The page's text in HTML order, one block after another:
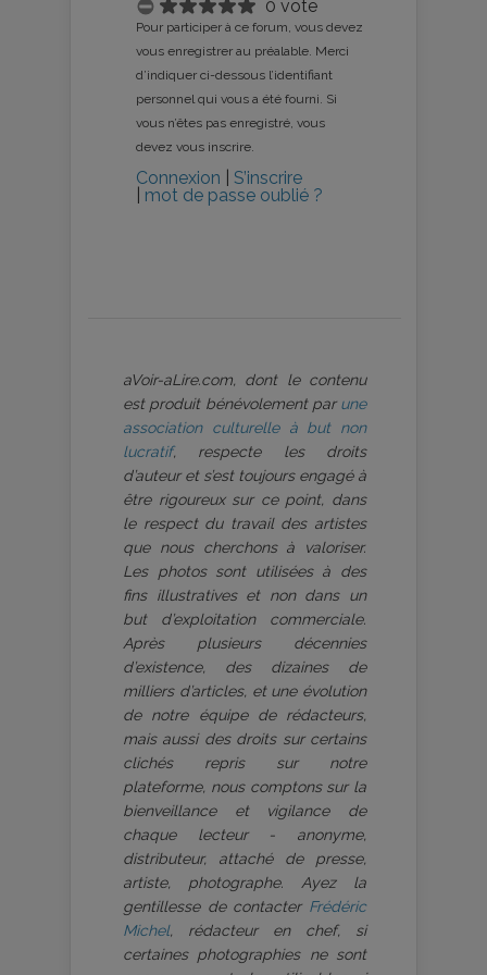
0 vote
Pour participer à ce forum, vous devez
vous enregistrer au préalable. Merci
d’indiquer ci-dessous l’identifiant
personnel qui vous a été fourni. Si
vous n’êtes pas enregistré, vous
devez vous inscrire.
Connexion
S’inscrire
mot de passe oublié ?
aVoir-aLire.com, dont le contenu
est produit bénévolement par une
association culturelle à but non
lucratif, respecte les droits
d’auteur et s’est toujours engagé à
être rigoureux sur ce point, dans
le respect du travail des artistes
que nous cherchons à valoriser.
Les photos sont utilisées à des
fins illustratives et non dans un
but d’exploitation commerciale.
Après plusieurs décennies
d’existence, des dizaines de
milliers d’articles, et une évolution
de notre équipe de rédacteurs,
mais aussi des droits sur certains
clichés repris sur notre
plateforme, nous comptons sur la
bienveillance et vigilance de
chaque lecteur - anonyme,
distributeur, attaché de presse,
artiste, photographe. Ayez la
gentillesse de contacter Frédéric
Michel, rédacteur en chef, si
certaines photographies ne sont